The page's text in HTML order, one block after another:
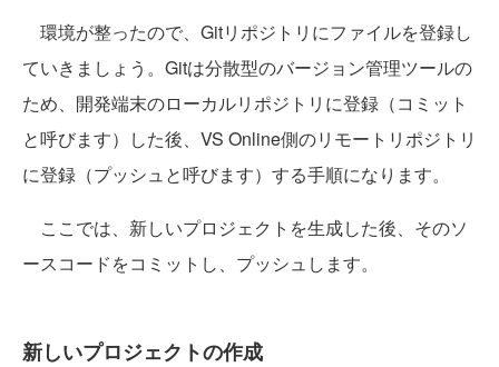
環境が整ったので、Gitリポジトリにファイルを登録し
ていきましょう。Gitは分散型のバージョン管理ツールの
ため、開発端末のローカルリポジトリに登録（コミット
と呼びます）した後、VS Online側のリモートリポジトリ
に登録（プッシュと呼びます）する手順になります。
ここでは、新しいプロジェクトを生成した後、そのソ
ースコードをコミットし、プッシュします。
新しいプロジェクトの作成